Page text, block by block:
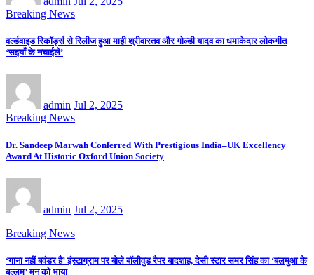
Breaking News
वर्ल्डवाइड रिकॉर्ड्स से रिलीज हुआ माही श्रीवास्तव और गोल्डी यादव का धमाकेदार लोकगीत
‘सइयाँ के नचाईले’
admin Jul 2, 2025
Breaking News
Dr. Sandeep Marwah Conferred With Prestigious India–UK Excellency
Award At Historic Oxford Union Society
admin Jul 2, 2025
Breaking News
‘गाना नहीं बवंडर है’ इंस्टाग्राम पर बोले बॉलीवुड रैपर बादशाह, देसी स्टार समर सिंह का ‘बलमुआ के
बल्लम’ मन को भाया